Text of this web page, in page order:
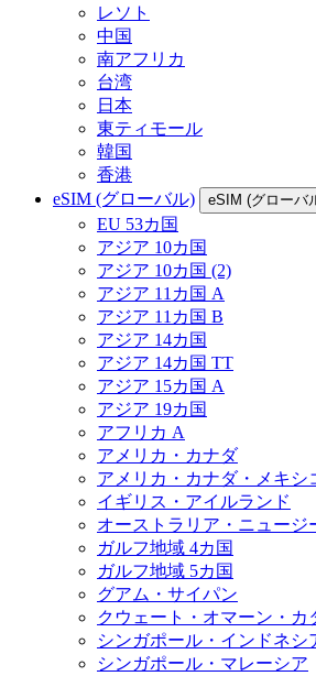
レソト
中国
南アフリカ
台湾
日本
東ティモール
韓国
香港
eSIM (グローバル)
eSIM (グローバ
EU 53カ国
アジア 10カ国
アジア 10カ国 (2)
アジア 11カ国 A
アジア 11カ国 B
アジア 14カ国
アジア 14カ国 TT
アジア 15カ国 A
アジア 19カ国
アフリカ A
アメリカ・カナダ
アメリカ・カナダ・メキシ
イギリス・アイルランド
オーストラリア・ニュージ
ガルフ地域 4カ国
ガルフ地域 5カ国
グアム・サイパン
クウェート・オマーン・
シンガポール・インドネシ
シンガポール・マレーシア